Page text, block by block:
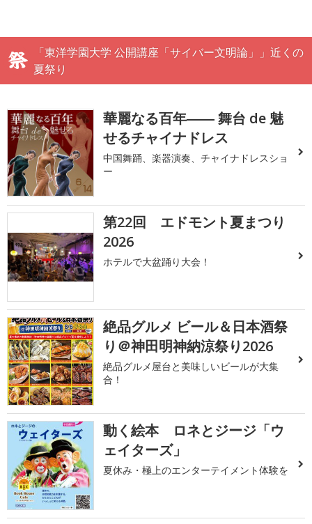
「東洋学園大学 公開講座「サイバー文明論」」近くの
夏祭り
華麗なる百年―― 舞台 de 魅
せるチャイナドレス
中国舞踊、楽器演奏、チャイナドレスショ
ー
第22回 エドモント夏まつり
2026
ホテルで大盆踊り大会！
絶品グルメ ビール＆日本酒祭
り＠神田明神納涼祭り2026
絶品グルメ屋台と美味しいビールが大集
合！
動く絵本 ロネとジージ「ウ
ェイターズ」
夏休み・極上のエンターテイメント体験を